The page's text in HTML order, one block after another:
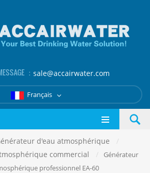
： sale@accairwater.com
Français
d'eau atmosphérique
/
commercial
/
Générateur
professionnel EA-60